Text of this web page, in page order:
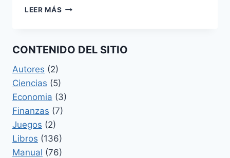
LEER MÁS RESIDENT
CONTENIDO DEL SITIO
Autores (2)
Ciencias (5)
Economia (3)
Finanzas (7)
Juegos (2)
Libros (136)
Manual (76)